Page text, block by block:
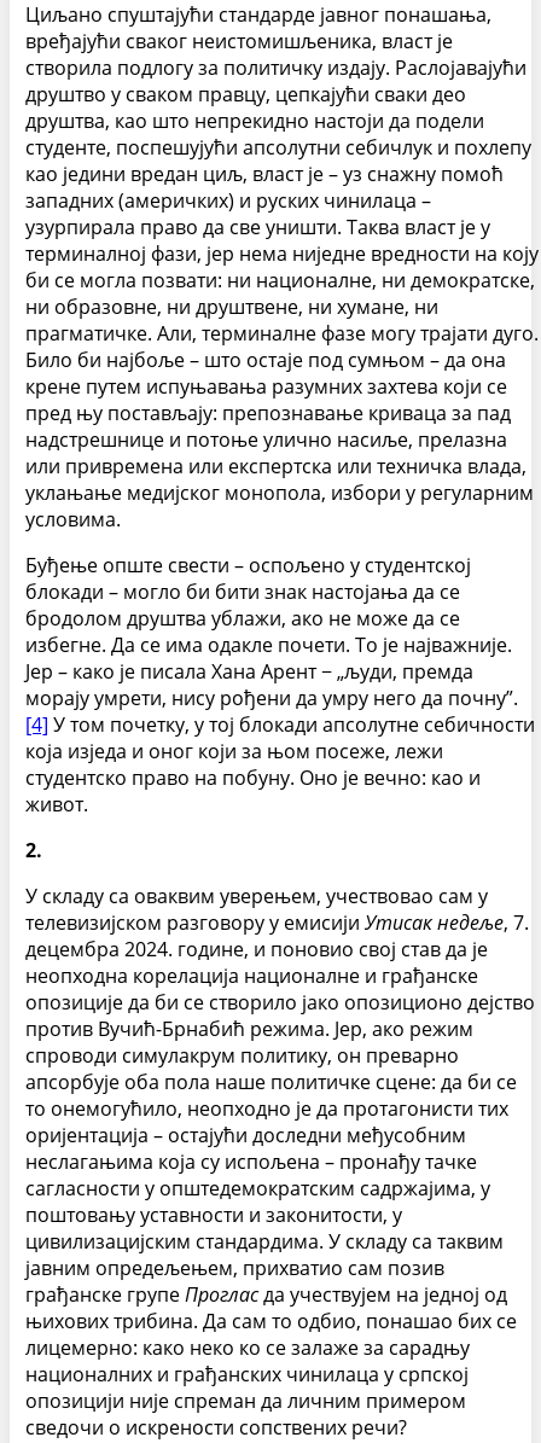
Циљано спуштајући стандарде јавног понашања,
вређајући сваког неистомишљеника, власт је
створила подлогу за политичку издају. Раслојавајући
друштво у сваком правцу, цепкајући сваки део
друштва, као што непрекидно настоји да подели
студенте, поспешујући апсолутни себичлук и похлепу
као једини вредан циљ, власт је – уз снажну помоћ
западних (америчких) и руских чинилаца –
узурпирала право да све уништи. Таква власт је у
терминалној фази, јер нема ниједне вредности на коју
би се могла позвати: ни националне, ни демократске,
ни образовне, ни друштвене, ни хумане, ни
прагматичке. Али, терминалне фазе могу трајати дуго.
Било би најбоље – што остаје под сумњом – да она
крене путем испуњавања разумних захтева који се
пред њу постављају: препознавање криваца за пад
надстрешнице и потоње улично насиље, прелазна
или привремена или експертска или техничка влада,
уклањање медијског монопола, избори у регуларним
условима.
Буђење опште свести – оспољено у студентској
блокади – могло би бити знак настојања да се
бродолом друштва ублажи, ако не може да се
избегне. Да се има одакле почети. То је најважније.
Јер – како је писала Хана Арент − „људи, премда
морају умрети, нису рођени да умру него да почну”.
[4] У том почетку, у тој блокади апсолутне себичности
која изједа и оног који за њом посеже, лежи
студентско право на побуну. Оно је вечно: као и
живот.
2.
У складу са оваквим уверењем, учествовао сам у
телевизијском разговору у емисији Утисакнедеље, 7.
децембра 2024. године, и поновио свој став да је
неопходна корелација националне и грађанске
опозиције да би се створило јако опозиционо дејство
против Вучић-Брнабић режима. Јер, ако режим
спроводи симулакрум политику, он преварно
апсорбује оба пола наше политичке сцене: да би се
то онемогућило, неопходно је да протагонисти тих
оријентација – остајући доследни међусобним
неслагањима која су испољена – пронађу тачке
сагласности у општедемократским садржајима, у
поштовању уставности и законитости, у
цивилизацијским стандардима. У складу са таквим
јавним опредељењем, прихватио сам позив
грађанске групеПрогласда учествујем на једној од
њихових трибина. Да сам то одбио, понашао бих се
лицемерно: како неко ко се залаже за сарадњу
националних и грађанских чинилаца у српској
опозицији није спреман да личним примером
сведочи о искрености сопствених речи?